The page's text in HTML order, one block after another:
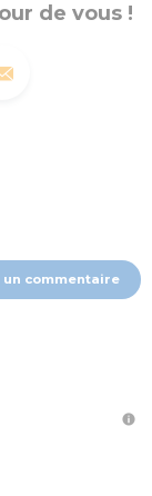
de vous !
un commentaire